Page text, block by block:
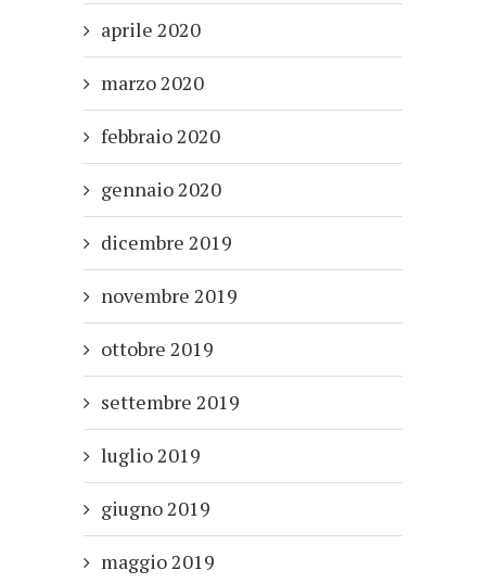
aprile 2020
marzo 2020
febbraio 2020
gennaio 2020
dicembre 2019
novembre 2019
ottobre 2019
settembre 2019
luglio 2019
giugno 2019
maggio 2019